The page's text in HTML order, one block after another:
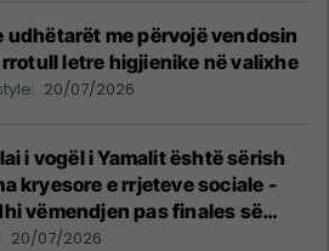
udhëtarët me përvojë vendosin
letre higjienike në valixhe
20/07/2026
i vogël i Yamalit është sërish
kryesore e rrjeteve sociale -
vëmendjen pas finales së
së Botës
20/07/2026